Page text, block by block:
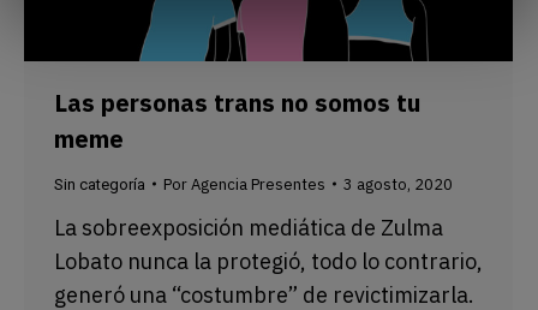
Las personas trans no somos tu
meme
Sin categoría PorAgencia Presentes 3 agosto, 2020
La sobreexposición mediática de Zulma
Lobato nunca la protegió, todo lo contrario,
generó una “costumbre” de revictimizarla.